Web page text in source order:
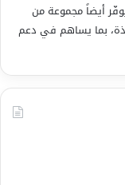
أيضاً مجموعة من
بما يساهم في دعم